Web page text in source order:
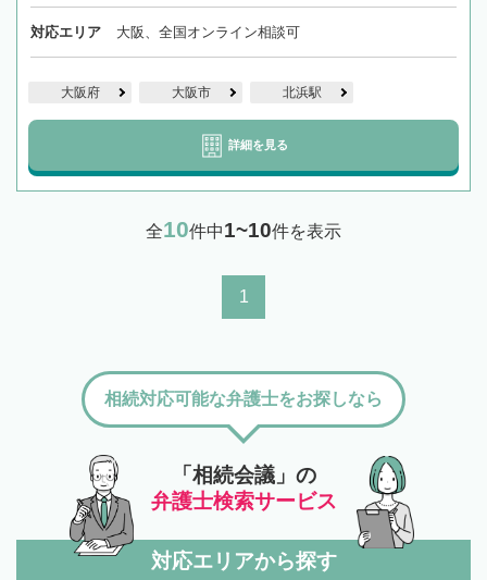
対応エリア 大阪、全国オンライン相談可
大阪府 大阪市 北浜駅
詳細を見る
全10件中1~10件を表示
1
「相続会議」の
弁護士検索サービス
相続対応可能な弁護士をお探しなら
対応エリアから探す